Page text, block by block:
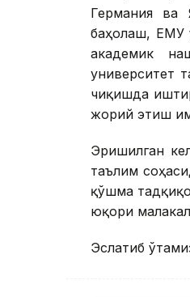
Германия ва
баҳолаш, ЕМУ
академик
университет
чиқишда
жорий этиш
Эришилган
таълим
қўшма
юқори
Эслатиб